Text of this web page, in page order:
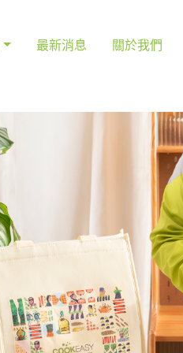
最新消息 關於我們